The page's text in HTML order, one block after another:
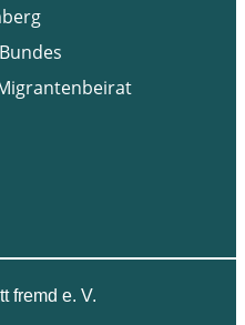
fremd e. V.